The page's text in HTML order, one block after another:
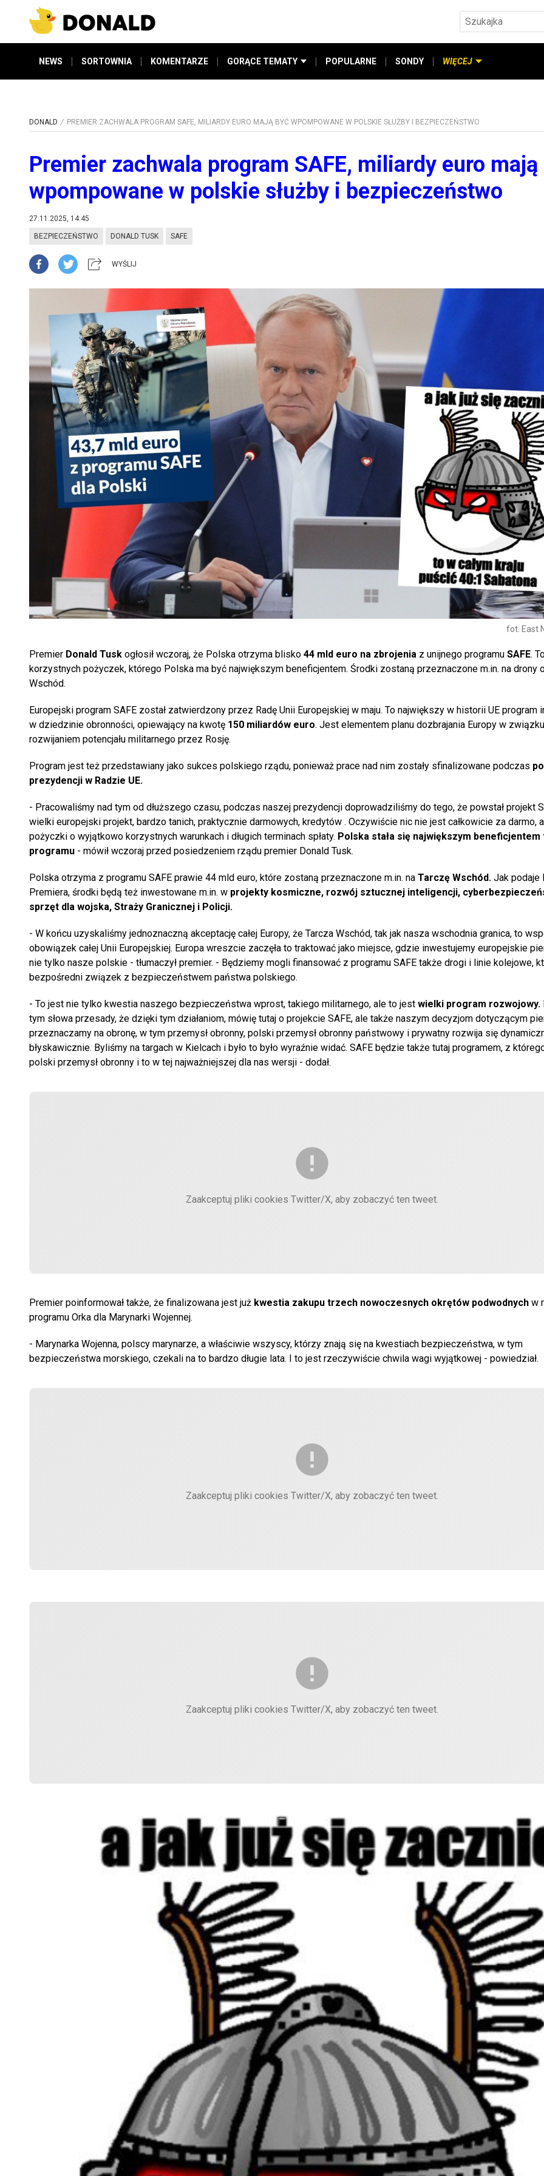
NEWS SORTOWNIA KOMENTARZE GORĄCE TEMATY POPULARNE SONDY WIĘCEJ
DONALD PREMIER ZACHWALA PROGRAM SAFE, MILIARDY EURO MAJĄ BYĆ WPOMPOWANE W POLSKIE SŁUŻBY I BEZPIECZEŃSTWO
Premier zachwala program SAFE, miliardy euro mają
wpompowane w polskie służby i bezpieczeństwo
27.11.2025, 14:45
BEZPIECZEŃSTWO DONALD TUSK SAFE
WYŚLIJ
fot. East
Premier Donald Tusk ogłosił wczoraj, że Polska otrzyma blisko 44 mld euro na zbrojenia z unijnego programu SAFE.
korzystnych pożyczek, którego Polska ma być największym beneficjentem. Środki zostaną przeznaczone m.in. na drony
Wschód.
Europejski program SAFE został zatwierdzony przez Radę Unii Europejskiej w maju. To największy w historii UE program
w dziedzinie obronności, opiewający na kwotę 150 miliardów euro. Jest elementem planu dozbrajania Europy w
rozwijaniem potencjału militarnego przez Rosję.
Program jest też przedstawiany jako sukces polskiego rządu, ponieważ prace nad nim zostały sfinalizowane podczas
prezydencji w Radzie UE.
- Pracowaliśmy nad tym od dłuższego czasu, podczas naszej prezydencji doprowadziliśmy do tego, że powstał projekt
wielki europejski projekt, bardzo tanich, praktycznie darmowych, kredytów . Oczywiście nic nie jest całkowicie za darmo,
pożyczki o wyjątkowo korzystnych warunkach i długich terminach spłaty. Polska stała się największym beneficjentem
programu - mówił wczoraj przed posiedzeniem rządu premier Donald Tusk.
Polska otrzyma z programu SAFE prawie 44 mld euro, które zostaną przeznaczone m.in. na Tarczę Wschód. Jak podaje
Premiera, środki będą też inwestowane m.in. w projekty kosmiczne, rozwój sztucznej inteligencji,
sprzęt dla wojska, Straży Granicznej i Policji.
- W końcu uzyskaliśmy jednoznaczną akceptację całej Europy, że Tarcza Wschód, tak jak nasza wschodnia granica, to
obowiązek całej Unii Europejskiej. Europa wreszcie zaczęła to traktować jako miejsce, gdzie inwestujemy europejskie
nie tylko nasze polskie - tłumaczył premier. - Będziemy mogli finansować z programu SAFE także drogi i linie kolejowe,
bezpośredni związek z bezpieczeństwem państwa polskiego.
- To jest nie tylko kwestia naszego bezpieczeństwa wprost, takiego militarnego, ale to jest wielki program rozwojowy.
tym słowa przesady, że dzięki tym działaniom, mówię tutaj o projekcie SAFE, ale także naszym decyzjom dotyczącym
przeznaczamy na obronę, w tym przemysł obronny, polski przemysł obronny państwowy i prywatny rozwija się
błyskawicznie. Byliśmy na targach w Kielcach i było to było wyraźnie widać. SAFE będzie także tutaj programem, z
polski przemysł obronny i to w tej najważniejszej dla nas wersji - dodał.
Zaakceptuj pliki cookies Twitter/X, aby zobaczyć ten tweet.
Premier poinformował także, że finalizowana jest już kwestia zakupu trzech nowoczesnych okrętów podwodnych w
programu Orka dla Marynarki Wojennej.
- Marynarka Wojenna, polscy marynarze, a właściwie wszyscy, którzy znają się na kwestiach bezpieczeństwa, w tym
bezpieczeństwa morskiego, czekali na to bardzo długie lata. I to jest rzeczywiście chwila wagi wyjątkowej - powiedział.
Zaakceptuj pliki cookies Twitter/X, aby zobaczyć ten tweet.
Zaakceptuj pliki cookies Twitter/X, aby zobaczyć ten tweet.